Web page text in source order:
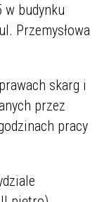
w budynku
Przemysłowa
skarg i
przez
pracy